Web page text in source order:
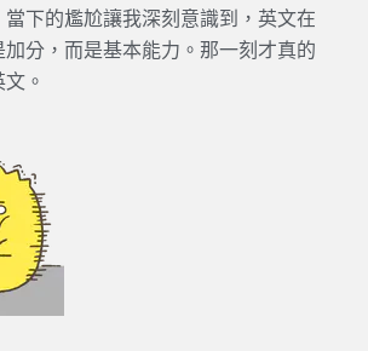
下的尷尬讓我深刻意識到，英文在
分，而是基本能力。那一刻才真的
。